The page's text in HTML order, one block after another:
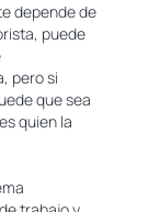
depende de
puede
pero si
que sea
quien la